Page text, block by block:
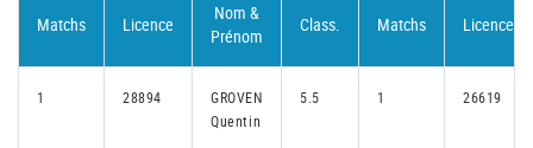
Matchs Licence
Nom &
Prénom
Class. Matchs Licence
1 28894
GROVEN
Quentin
5.5 1 26619